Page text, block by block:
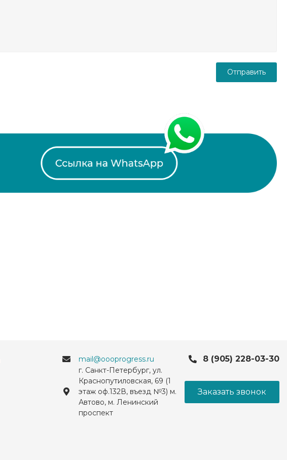
mail@oooprogress.ru 8 (905) 228-03-30
г. Санкт-Петербург, ул.
Краснопутиловская, 69 (1
этаж оф.132В, въезд №3) м.
Автово, м. Ленинский
проспект
Заказать звонок